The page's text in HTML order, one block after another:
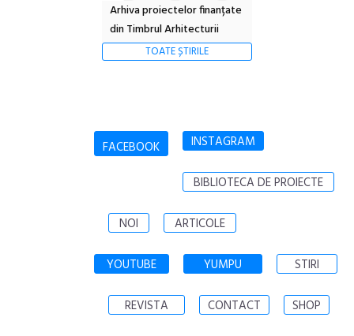
Arhiva proiectelor finanțate
din Timbrul Arhitecturii
TOATE ȘTIRILE
FACEBOOK INSTAGRAM
BIBLIOTECA DE PROIECTE
NOI ARTICOLE
YOUTUBE YUMPU STIRI
REVISTA CONTACT SHOP